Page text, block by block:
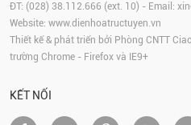
ĐT: (028) 38.112.666 (ext. 10) - Email:
Website: www.dienhoatructuyen.vn
Thiết kế & phát triển bởi Phòng CNTT
trường Chrome - Firefox và IE9+
KẾT NỐI